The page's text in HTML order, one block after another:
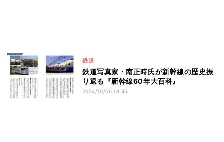
鉄道
鉄道写真家・南正時氏が新幹線の歴史振
り返る『新幹線60年大百科』
2024/10/06 18:45